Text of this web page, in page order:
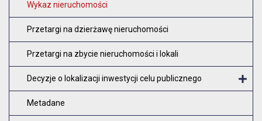
Wykaz nieruchomości
Przetargi na dzierżawę nieruchomości
Przetargi na zbycie nieruchomości i lokali
Decyzje o lokalizacji inwestycji celu publicznego
Metadane